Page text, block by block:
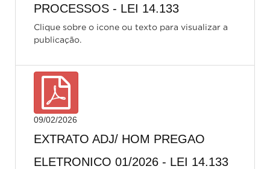
PROCESSOS - LEI 14.133
Clique sobre o icone ou texto para visualizar a
publicação.
09/02/2026
EXTRATO ADJ/ HOM PREGAO
ELETRONICO 01/2026 - LEI 14.133